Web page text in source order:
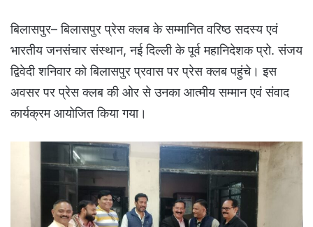
बिलासपुर– बिलासपुर प्रेस क्लब के सम्मानित वरिष्ठ सदस्य एवं
भारतीय जनसंचार संस्थान, नई दिल्ली के पूर्व महानिदेशक प्रो. संजय
द्विवेदी शनिवार को बिलासपुर प्रवास पर प्रेस क्लब पहुंचे। इस
अवसर पर प्रेस क्लब की ओर से उनका आत्मीय सम्मान एवं संवाद
कार्यक्रम आयोजित किया गया।